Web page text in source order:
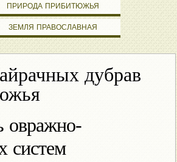
ПРИРОДА ПРИБИТЮЖЬЯ
ЗЕМЛЯ ПРАВОСЛАВНАЯ
дубрав
овражно-
систем